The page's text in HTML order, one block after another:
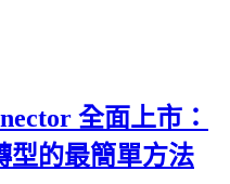
全面上市：
型的最簡單方法